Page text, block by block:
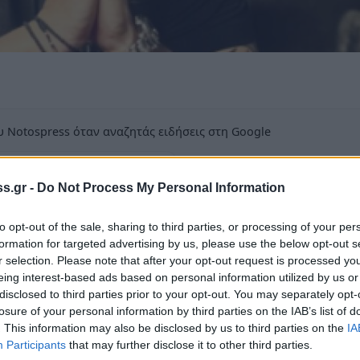
- Do Not Process My Personal Information
opt-out of the sale, sharing to third parties, or processing of your
for targeted advertising by us, please use the below opt-out
selection. Please note that after your opt-out request is processed
interest-based ads based on personal information utilized by us
to third parties prior to your opt-out. You may separately
of your personal information by third parties on the IAB’s list of
This information may also be disclosed by us to third parties on the
Participants that may further disclose it to other third parties.
όταν αναζητάς ειδήσεις στη Google
αποτελέσματα της Google
Σπάρτης Σύμμετρονσας παρουσιάζει
Arena & Antonis Remos).